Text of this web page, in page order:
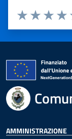
Valuta
Valuta 2
Valuta 1 stelle
AMMINISTRAZIONE